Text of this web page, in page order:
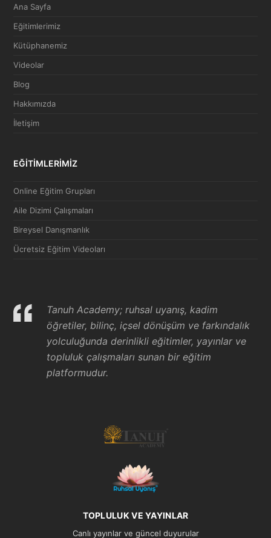
Ana Sayfa
Eğitimlerimiz
Kütüphanemiz
Videolar
Blog
Hakkımızda
İletişim
EĞİTİMLERİMİZ
Online Eğitim Grupları
Aile Dizimi Çalışmaları
Bireysel Danışmanlık
Ücretsiz Eğitim Videoları
Tanuh Academy; ruhsal uyanış, kadim
öğretiler, bilinç, içsel dönüşüm ve farkındalık
yolculuğunda derinlikli eğitimler, yayınlar ve
topluluk çalışmaları sunan bir eğitim
platformudur.
TOPLULUK VE YAYINLAR
Canlı yayınlar ve güncel duyurular